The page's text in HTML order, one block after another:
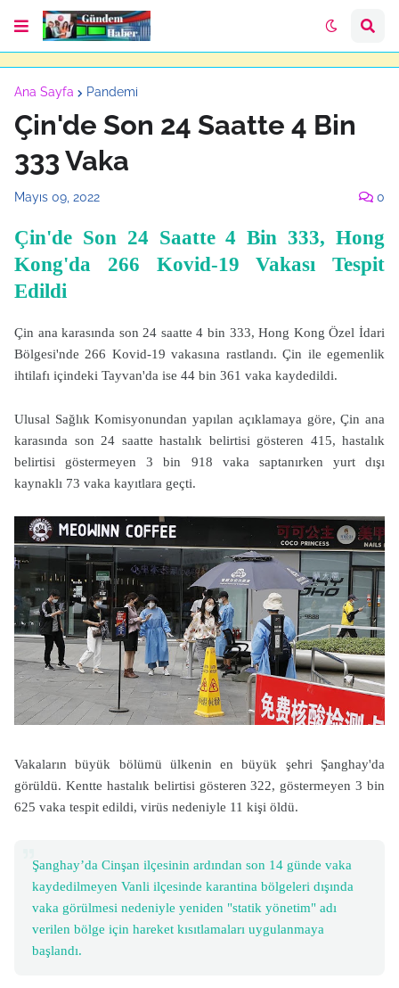
Ana Sayfa Pandemi
Çin'de Son 24 Saatte 4 Bin
333 Vaka
Mayıs 09, 2022 0
Çin'de Son 24 Saatte 4 Bin 333, Hong
Kong'da 266 Kovid-19 Vakası Tespit
Edildi
Çin ana karasında son 24 saatte 4 bin 333, Hong Kong Özel İdari
Bölgesi'nde 266 Kovid-19 vakasına rastlandı. Çin ile egemenlik
ihtilafı içindeki Tayvan'da ise 44 bin 361 vaka kaydedildi.
Ulusal Sağlık Komisyonundan yapılan açıklamaya göre, Çin ana
karasında son 24 saatte hastalık belirtisi gösteren 415, hastalık
belirtisi göstermeyen 3 bin 918 vaka saptanırken yurt dışı
kaynaklı 73 vaka kayıtlara geçti.
Vakaların büyük bölümü ülkenin en büyük şehri Şanghay'da
görüldü. Kentte hastalık belirtisi gösteren 322, göstermeyen 3 bin
625 vaka tespit edildi, virüs nedeniyle 11 kişi öldü.
Şanghay’da Cinşan ilçesinin ardından son 14 günde vaka
kaydedilmeyen Vanli ilçesinde karantina bölgeleri dışında
vaka görülmesi nedeniyle yeniden "statik yönetim" adı
verilen bölge için hareket kısıtlamaları uygulanmaya
başlandı.